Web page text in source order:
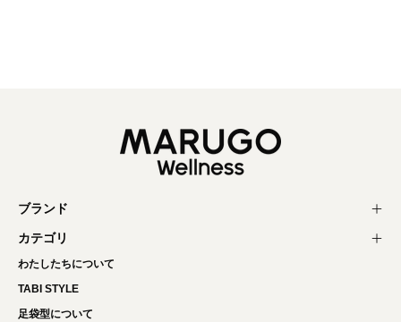
ブランド
カテゴリ
わたしたちについて
TABI STYLE
足袋型について